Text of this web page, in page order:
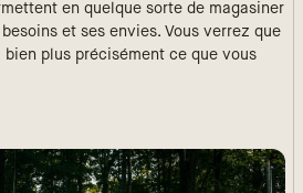
en quelque sorte de magasiner
et ses envies. Vous verrez que
bien plus précisément ce que vous